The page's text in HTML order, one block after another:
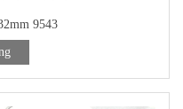
9543